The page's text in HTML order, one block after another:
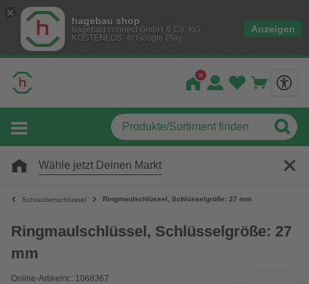
hagebau shop
hagebau connect GmbH & Co. KG
KOSTENLOS- In Google Play
Anzeigen
Wähle jetzt Deinen Markt
Schraubenschlüssel Ringmaulschlüssel, Schlüsselgröße: 27 mm
Ringmaulschlüssel, Schlüsselgröße: 27
mm
Online-Artikelnr.: 1068367